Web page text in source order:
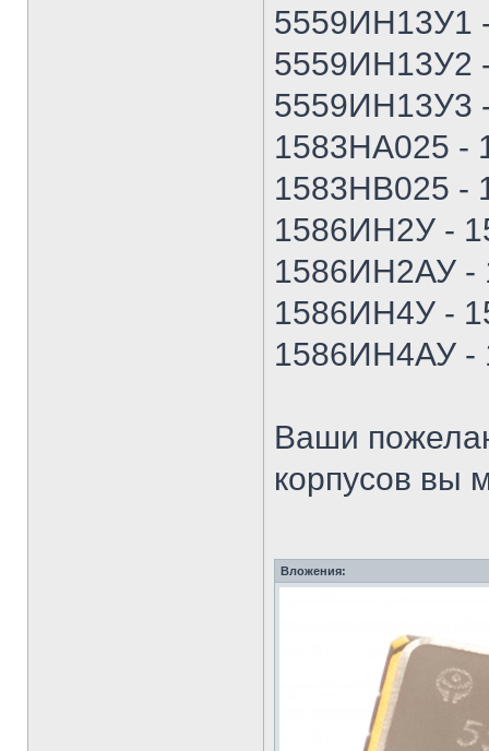
5559ИН13У1
5559ИН13У2
5559ИН13У3
1583НА025 -
1583НВ025 -
1586ИН2У -
1586ИН2АУ -
1586ИН4У -
1586ИН4АУ -
Ваши
корпусов вы
Вложения: